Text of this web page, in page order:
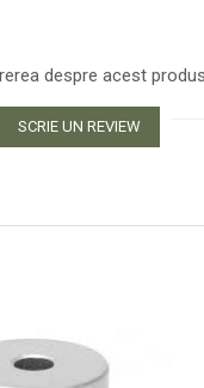
despre acest
SCRIE UN REVIEW